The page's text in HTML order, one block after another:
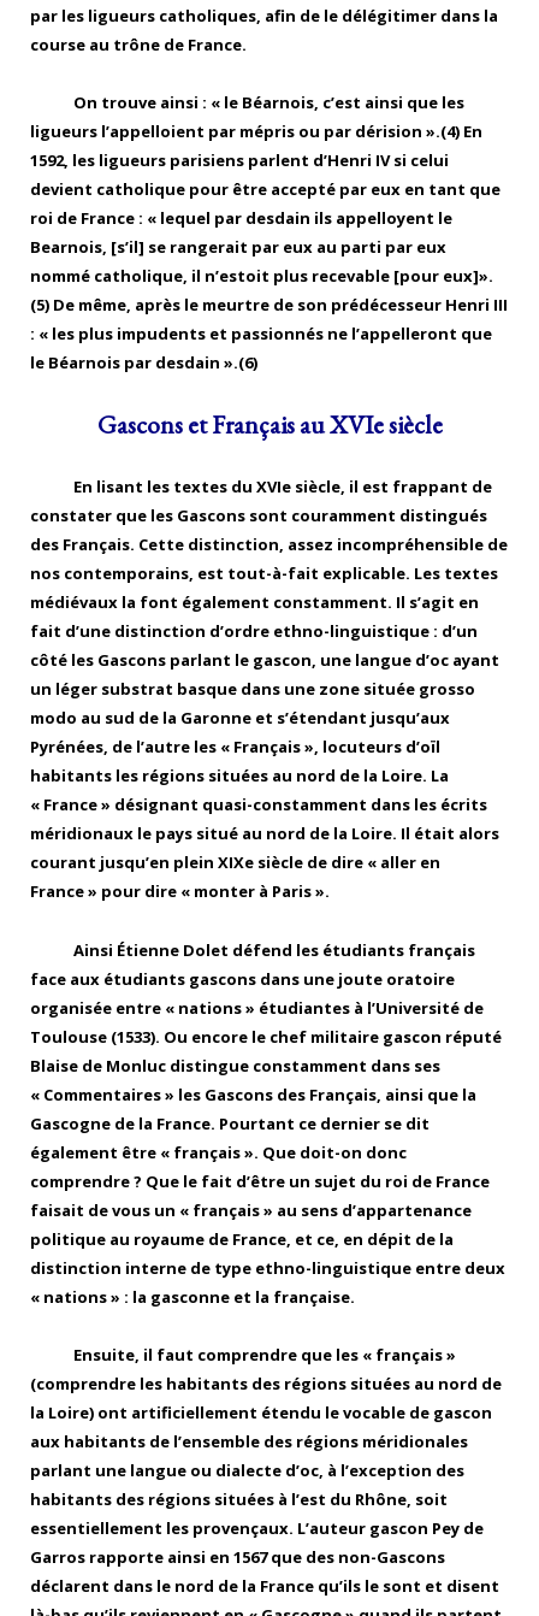
par les ligueurs catholiques, afin de le délégitimer dans la
course au trône de France.
On trouve ainsi : « le Béarnois, c’est ainsi que les
ligueurs l’appelloient par mépris ou par dérision ».(4) En
1592, les ligueurs parisiens parlent d’Henri IV si celui
devient catholique pour être accepté par eux en tant que
roi de France : « lequel par desdain ils appelloyent le
Bearnois, [s’il] se rangerait par eux au parti par eux
nommé catholique, il n’estoit plus recevable [pour eux]».
(5) De même, après le meurtre de son prédécesseur Henri III
: « les plus impudents et passionnés ne l’appelleront que
le Béarnois par desdain ».(6)
Gascons et Français au XVIe siècle
En lisant les textes du XVIe siècle, il est frappant de
constater que les Gascons sont couramment distingués
des Français. Cette distinction, assez incompréhensible de
nos contemporains, est tout-à-fait explicable. Les textes
médiévaux la font également constamment. Il s’agit en
fait d’une distinction d’ordre ethno-linguistique : d’un
côté les Gascons parlant le gascon, une langue d’oc ayant
un léger substrat basque dans une zone située grosso
modo au sud de la Garonne et s’étendant jusqu’aux
Pyrénées, de l’autre les « Français », locuteurs d’oïl
habitants les régions situées au nord de la Loire. La
« France » désignant quasi-constamment dans les écrits
méridionaux le pays situé au nord de la Loire. Il était alors
courant jusqu’en plein XIXe siècle de dire « aller en
France » pour dire « monter à Paris ».
Ainsi Étienne Dolet défend les étudiants français
face aux étudiants gascons dans une joute oratoire
organisée entre « nations » étudiantes à l’Université de
Toulouse (1533). Ou encore le chef militaire gascon réputé
Blaise de Monluc distingue constamment dans ses
« Commentaires » les Gascons des Français, ainsi que la
Gascogne de la France. Pourtant ce dernier se dit
également être « français ». Que doit-on donc
comprendre ? Que le fait d’être un sujet du roi de France
faisait de vous un « français » au sens d’appartenance
politique au royaume de France, et ce, en dépit de la
distinction interne de type ethno-linguistique entre deux
« nations » : la gasconne et la française.
Ensuite, il faut comprendre que les « français »
(comprendre les habitants des régions situées au nord de
la Loire) ont artificiellement étendu le vocable de gascon
aux habitants de l’ensemble des régions méridionales
parlant une langue ou dialecte d’oc, à l’exception des
habitants des régions situées à l’est du Rhône, soit
essentiellement les provençaux. L’auteur gascon Pey de
Garros rapporte ainsi en 1567 que des non-Gascons
déclarent dans le nord de la France qu’ils le sont et disent